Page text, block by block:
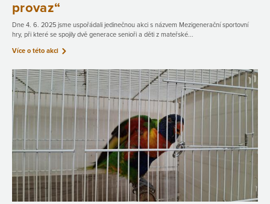
provaz“
Dne 4. 6. 2025 jsme uspořádali jedinečnou akci s názvem Mezigenerační sportovní
hry, při které se spojily dvě generace senioři a děti z mateřské...
Více o této akci